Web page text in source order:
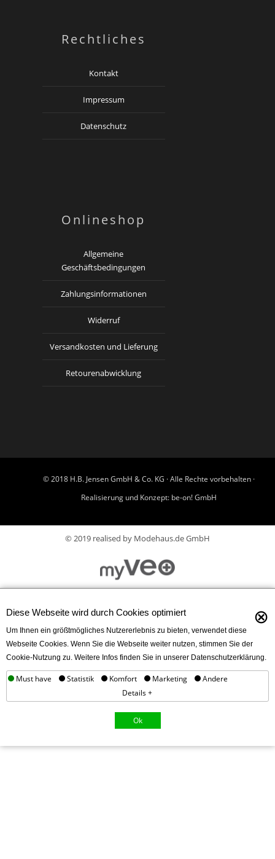
Rechtliches
Kontakt
Impressum
Datenschutz
Onlineshop
Allgemeine
Geschäftsbedingungen
Zahlungsinformationen
Widerruf
Versandkosten und Lieferung
Retourenabwicklung
© 2018 H.B. Jensen GmbH & Co. KG · Alle Rechte vorbehalten ·
Realisierung und Konzept: be-on! GmbH
© 2019 realised by Modehaus.de GmbH
Diese Webseite wird durch Cookies optimiert ⊗
Um Ihnen ein größtmögliches Nutzererlebnis zu bieten, verwendet diese
Webseite Cookies. Wenn Sie die Webseite weiter nutzen, stimmen Sie der
Cookie-Nutzung zu. Weitere Infos finden Sie in unserer Datenschutzerklärung.
Must have Statistik Komfort Marketing
Andere
Details +
Ok